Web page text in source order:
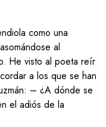
como una
al
He visto al poeta reír
a los que se han
– ¿A dónde se
el adiós de la